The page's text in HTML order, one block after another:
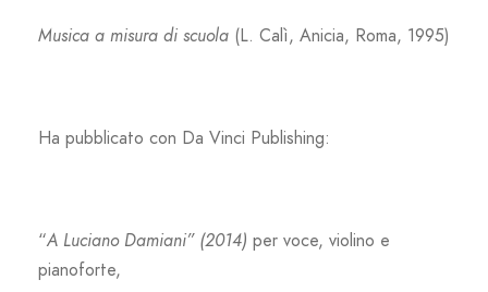
Musica a misura di scuola (L. Calì, Anicia, Roma, 1995)
Ha pubblicato con Da Vinci Publishing:
“A Luciano Damiani” (2014) per voce, violino e
pianoforte,